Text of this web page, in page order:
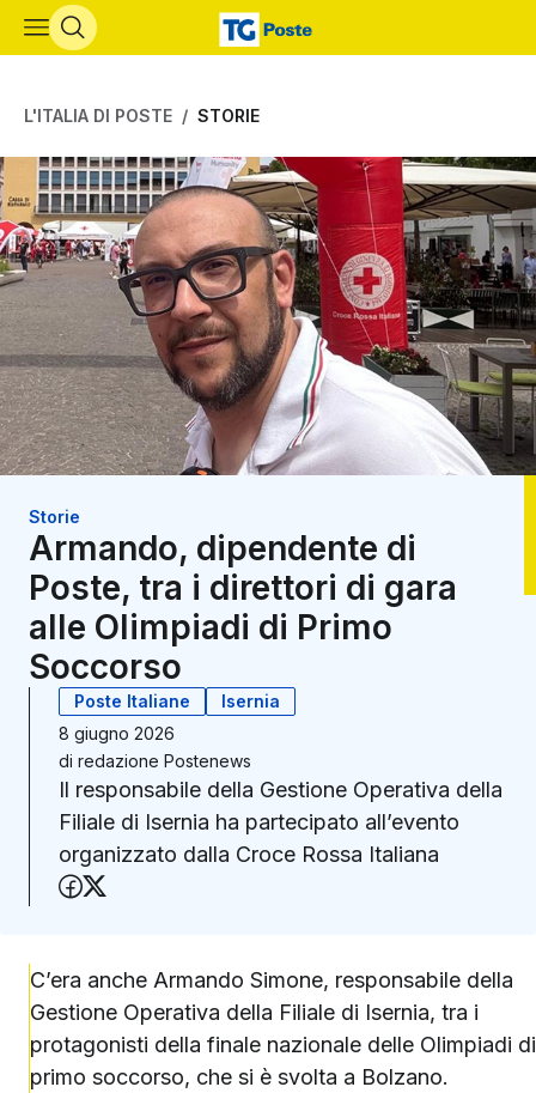
Vai al contenuto principale
L'ITALIA DI POSTE STORIE
Storie
Armando, dipendente di
Poste, tra i direttori di gara
alle Olimpiadi di Primo
Soccorso
Poste Italiane
Isernia
8 giugno 2026
di redazione Postenews
Il responsabile della Gestione Operativa della
Filiale di Isernia ha partecipato all’evento
organizzato dalla Croce Rossa Italiana
Condividi su Facebook
C’era anche Armando Simone, responsabile della
Gestione Operativa della Filiale di Isernia, tra i
protagonisti della finale nazionale delle Olimpiadi di
primo soccorso, che si è svolta a Bolzano.